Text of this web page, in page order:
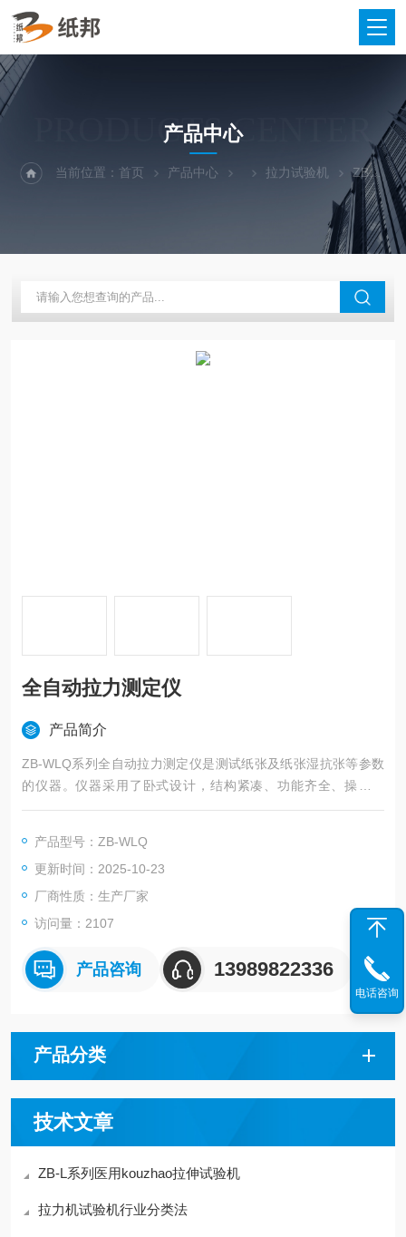
PRODUCTS CENTER
产品中心
当前位置：首页 产品中心 拉力试验机 ZB-WLQ全自动拉力测定仪
全自动拉力测定仪
产品简介
ZB-WLQ系列全自动拉力测定仪是测试纸张及纸张湿抗张等参数
的仪器。仪器采用了卧式设计，结构紧凑、功能齐全、操作方
便。采用了气动夹紧结构、试样平整、减少了手动夹紧装置的人
可自动复位，调节容易，性能稳定。采用大屏幕彩色触摸液晶显
示、中文菜单、实时显示各项数据及拉伸曲线。
产品型号：ZB-WLQ
更新时间：2025-10-23
厂商性质：生产厂家
访问量：2107
产品咨询 13989822336
产品分类
技术文章
ZB-L系列医用kouzhao拉伸试验机
拉力机试验机行业分类法
电话咨询